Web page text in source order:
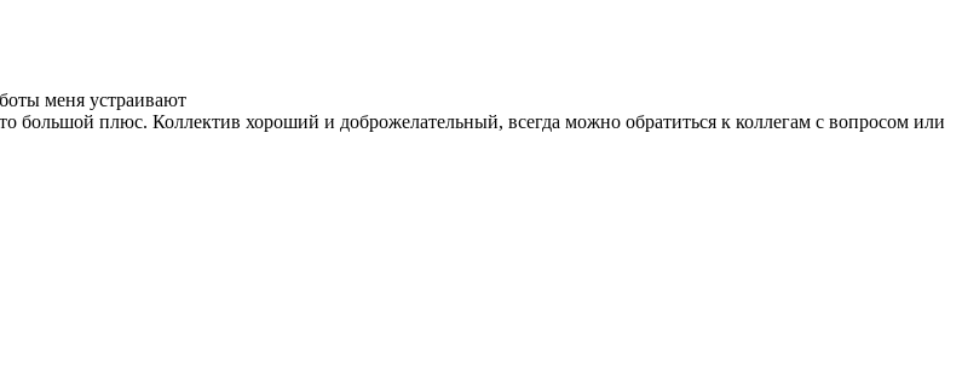
меня устраивают
большой плюс. Коллектив хороший и доброжелательный, всегда можно обратиться к коллегам с вопросом или